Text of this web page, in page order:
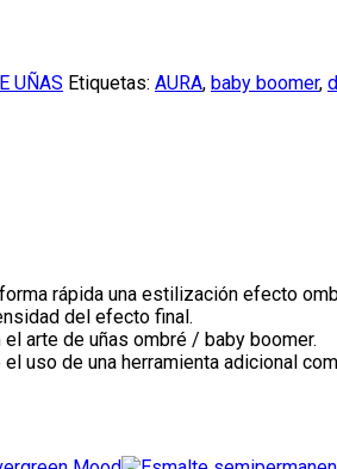
UÑAS Etiquetas: AURA, baby boomer,
rápida una estilización efecto
del efecto final.
arte de uñas ombré / baby boomer.
uso de una herramienta adicional